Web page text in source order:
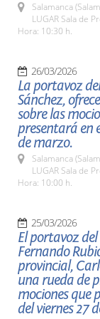
Salamanca
LUGAR Sala de
Hora: 10:30 h.
26/03/2026
La portavoz
Sánchez,
sobre las
presentará en
de marzo.
Salamanca
LUGAR Sala de
Hora: 10:00 h.
25/03/2026
El portavoz
Fernando
provincial,
una rueda de
mociones que
del viernes 27